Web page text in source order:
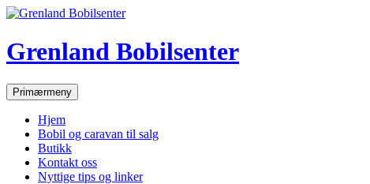
Hopp
innhold
Grenland Bobilsenter
SøkPrimærmeny
Hjem
Bobil og caravan til salg
Butikk
Kontakt oss
Nyttige tips og linker